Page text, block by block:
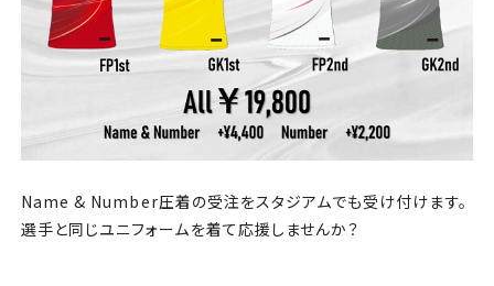
Name & Number圧着の受注をスタジアムでも受け付けます。
選手と同じユニフォームを着て応援しませんか？